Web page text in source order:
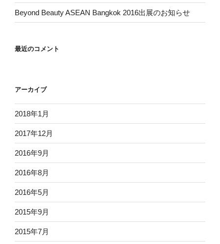
Beyond Beauty ASEAN Bangkok 2016出展のお知らせ
最近のコメント
アーカイブ
2018年1月
2017年12月
2016年9月
2016年8月
2016年5月
2015年9月
2015年7月